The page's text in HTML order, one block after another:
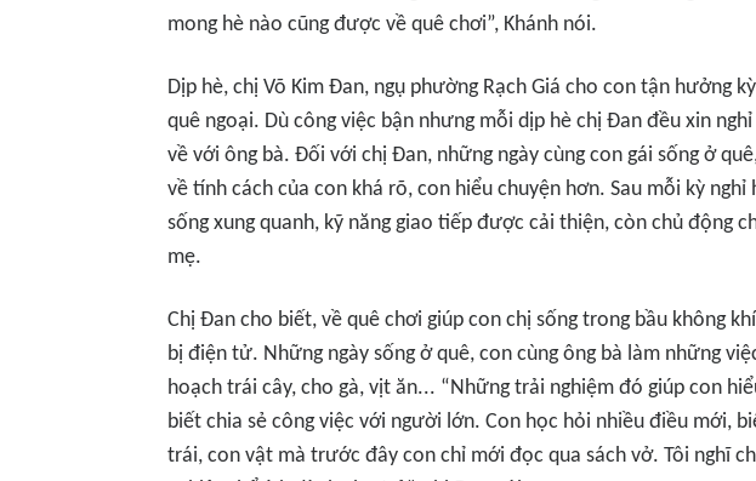
mong hè nào cũng được về quê chơi”, Khánh nói.
Dịp hè, chị Võ Kim Đan, ngụ phường Rạch Giá cho con tận hưởng
quê ngoại. Dù công việc bận nhưng mỗi dịp hè chị Đan đều xin
về với ông bà. Đối với chị Đan, những ngày cùng con gái sống ở
về tính cách của con khá rõ, con hiểu chuyện hơn. Sau mỗi kỳ
sống xung quanh, kỹ năng giao tiếp được cải thiện, còn chủ động
mẹ.
Chị Đan cho biết, về quê chơi giúp con chị sống trong bầu không
bị điện tử. Những ngày sống ở quê, con cùng ông bà làm những
hoạch trái cây, cho gà, vịt ăn... “Những trải nghiệm đó giúp con
biết chia sẻ công việc với người lớn. Con học hỏi nhiều điều mới,
trái, con vật mà trước đây con chỉ mới đọc qua sách vở. Tôi nghĩ